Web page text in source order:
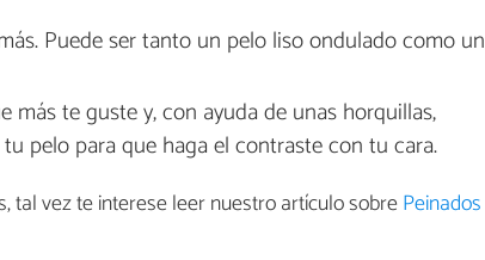
Puede ser tanto un pelo liso ondulado como un
te guste y, con ayuda de unas horquillas,
pelo para que haga el contraste con tu cara.
tal vez te interese leer nuestro artículo sobrePeinados